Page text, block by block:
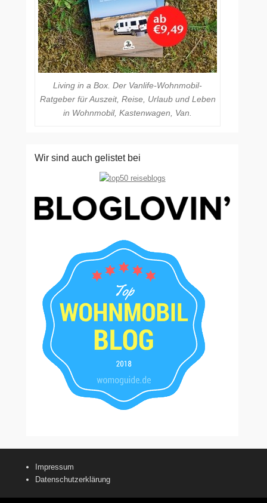
Living in a Box. Der Vanlife-Wohnmobil-
Ratgeber für Auszeit, Reise, Urlaub und Leben
in Wohnmobil, Kastenwagen, Van.
Wir sind auch gelistet bei
Impressum
Datenschutzerklärung